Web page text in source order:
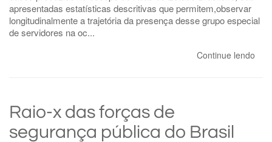
apresentadas estatísticas descritivas que permitem,observar
longitudinalmente a trajetória da presença desse grupo especial
de servidores na oc...
Continue lendo
Raio-x das forças de
segurança pública do Brasil